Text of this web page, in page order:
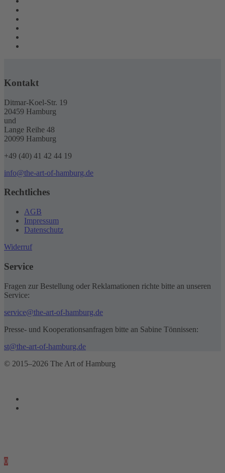
Kontakt
Ditmar-Koel-Str. 19
20459 Hamburg
und
Lange Reihe 48
20099 Hamburg
+49 (40) 41 42 44 19
info@the-art-of-hamburg.de
Rechtliches
AGB
Impressum
Datenschutz
Widerruf
Service
Fragen zur Bestellung oder Reklamationen richte bitte an unseren
Service:
service@the-art-of-hamburg.de
Presse- und Kooperationsanfragen bitte an Sabine Tönnissen:
st@the-art-of-hamburg.de
© 2015–2026 The Art of Hamburg
0